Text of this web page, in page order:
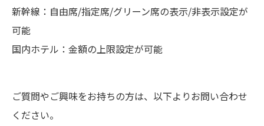
新幹線：自由席/指定席/グリーン席の表示/非表示設定が
可能
国内ホテル：金額の上限設定が可能
ご質問やご興味をお持ちの方は、以下よりお問い合わせ
ください。